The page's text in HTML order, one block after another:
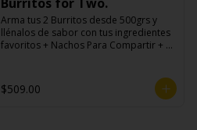
Arma tus 2 Burritos desde 500grs y
llénalos de sabor con tus ingredientes
favoritos + Nachos Para Compartir + 2
$509.00